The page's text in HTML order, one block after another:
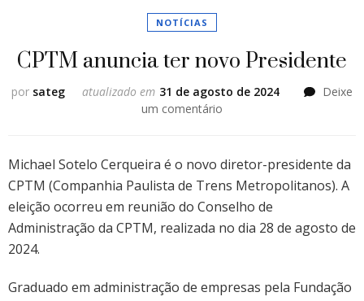
NOTÍCIAS
CPTM anuncia ter novo Presidente
por sateg atualizado em 31 de agosto de 2024
Deixe
um comentário
ter
Presidente
Michael Sotelo Cerqueira é o novo diretor-presidente da
CPTM (Companhia Paulista de Trens Metropolitanos). A
eleição ocorreu em reunião do Conselho de
Administração da CPTM, realizada no dia 28 de agosto de
2024.
Graduado em administração de empresas pela Fundação